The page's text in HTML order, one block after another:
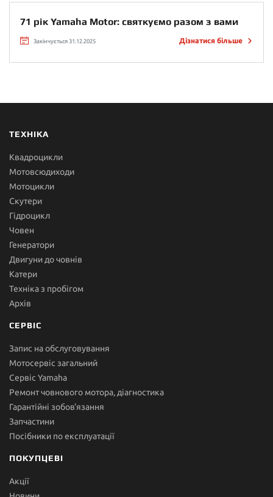
71 рік Yamaha Motor: святкуємо разом з вами
Закінчується 31.12.2025 Дізнатися більше
ТЕХНІКА
Квадроцикли
Мотовсюдиходи
Мотоцикли
Скутери
Гідроцикл
Човен
Генератори
Двигуни до човнів
Катери
Техніка з пробігом
Архів
СЕРВІС
Запис на обслуговування
Мотосервіс загальний
Сервіс Yamaha
Ремонт човнового мотора, діагностика
Гарантійні зобов'язання
Запчастини
Посібники по експлуатації
ПОКУПЦЕВІ
Акції